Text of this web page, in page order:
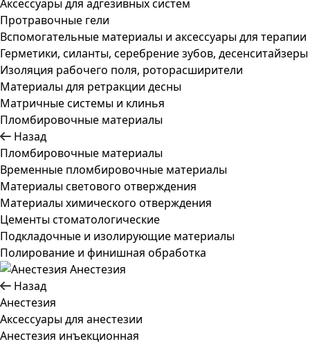
Аксессуары для адгезивных систем
Протравочные гели
Вспомогательные материалы и аксессуары для терапии
Герметики, силанты, серебрение зубов, десенситайзеры
Изоляция рабочего поля, роторасширители
Материалы для ретракции десны
Матричные системы и клинья
Пломбировочные материалы
Назад
Пломбировочные материалы
Временные пломбировочные материалы
Материалы светового отверждения
Материалы химического отверждения
Цементы стоматологические
Подкладочные и изолирующие материалы
Полирование и финишная обработка
Анестезия
Назад
Анестезия
Аксессуары для анестезии
Анестезия инъекционная